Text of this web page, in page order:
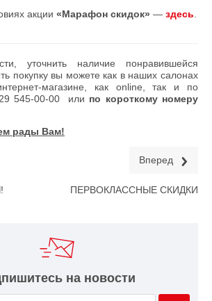
акции «Марафон скидок» — здесь.
уточнить наличие понравившейся
покупку вы можете как в наших салонах
магазине, как online, так и по
545-00-00 или по короткому номеру
рады Вам!
Вперед
ПЕРВОКЛАССНЫЕ СКИДКИ
на новости